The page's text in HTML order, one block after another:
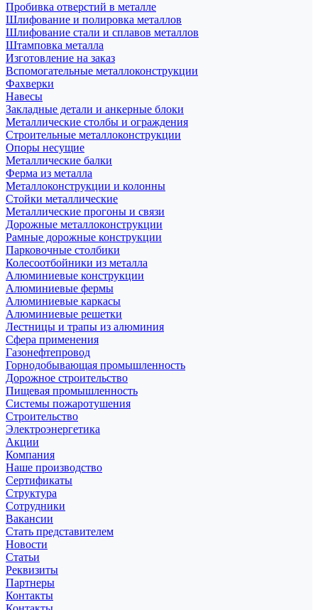
Пробивка отверстий в металле
Шлифование и полировка металлов
Шлифование стали и сплавов металлов
Штамповка металла
Изготовление на заказ
Вспомогательные металлоконструкции
Фахверки
Навесы
Закладные детали и анкерные блоки
Металлические столбы и ограждения
Строительные металлоконструкции
Опоры несущие
Металлические балки
Ферма из металла
Металлоконструкции и колонны
Стойки металлические
Металлические прогоны и связи
Дорожные металлоконструкции
Рамные дорожные конструкции
Парковочные столбики
Колесоотбойники из металла
Алюминиевые конструкции
Алюминиевые фермы
Алюминиевые каркасы
Алюминиевые решетки
Лестницы и трапы из алюминия
Сфера применения
Газонефтепровод
Горнодобывающая промышленность
Дорожное строительство
Пищевая промышленность
Системы пожаротушения
Строительство
Электроэнергетика
Акции
Компания
Наше производство
Сертификаты
Структура
Сотрудники
Вакансии
Стать представителем
Новости
Статьи
Реквизиты
Партнеры
Контакты